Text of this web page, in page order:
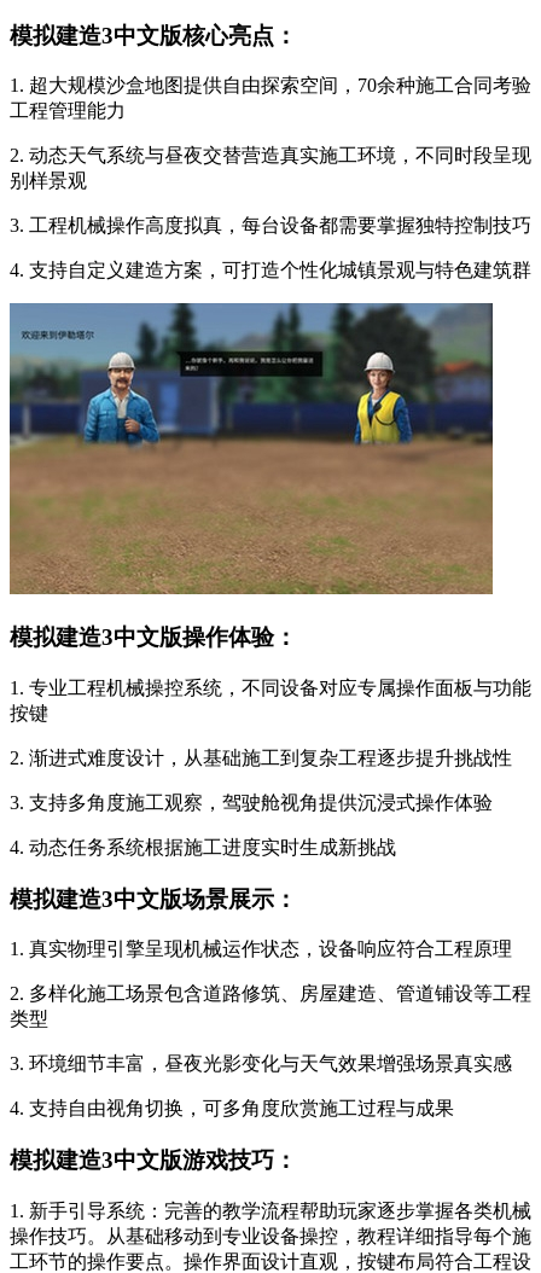
模拟建造3中文版核心亮点：
1. 超大规模沙盒地图提供自由探索空间，70余种施工合同考验
工程管理能力
2. 动态天气系统与昼夜交替营造真实施工环境，不同时段呈现
别样景观
3. 工程机械操作高度拟真，每台设备都需要掌握独特控制技巧
4. 支持自定义建造方案，可打造个性化城镇景观与特色建筑群
模拟建造3中文版操作体验：
1. 专业工程机械操控系统，不同设备对应专属操作面板与功能
按键
2. 渐进式难度设计，从基础施工到复杂工程逐步提升挑战性
3. 支持多角度施工观察，驾驶舱视角提供沉浸式操作体验
4. 动态任务系统根据施工进度实时生成新挑战
模拟建造3中文版场景展示：
1. 真实物理引擎呈现机械运作状态，设备响应符合工程原理
2. 多样化施工场景包含道路修筑、房屋建造、管道铺设等工程
类型
3. 环境细节丰富，昼夜光影变化与天气效果增强场景真实感
4. 支持自由视角切换，可多角度欣赏施工过程与成果
模拟建造3中文版游戏技巧：
1. 新手引导系统：完善的教学流程帮助玩家逐步掌握各类机械
操作技巧。从基础移动到专业设备操控，教程详细指导每个施
工环节的操作要点。操作界面设计直观，按键布局符合工程设